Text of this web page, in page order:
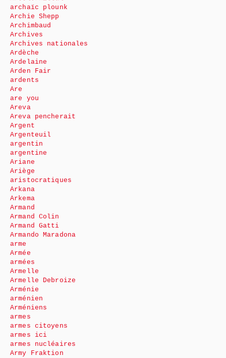
archaïc plounk
Archie Shepp
Archimbaud
Archives
Archives nationales
Ardèche
Ardelaine
Arden Fair
ardents
Are
are you
Areva
Areva pencherait
Argent
Argenteuil
argentin
argentine
Ariane
Ariège
aristocratiques
Arkana
Arkema
Armand
Armand Colin
Armand Gatti
Armando Maradona
arme
Armée
armées
Armelle
Armelle Debroize
Arménie
arménien
Arméniens
armes
armes citoyens
armes ici
armes nucléaires
Army Fraktion